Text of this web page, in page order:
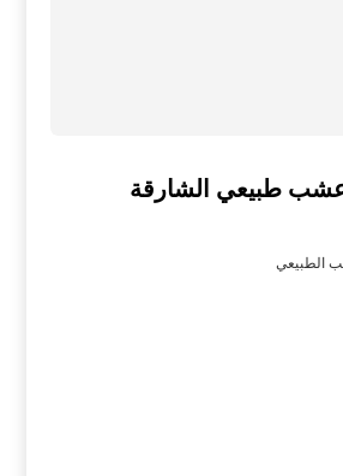
عشب طبيعي الشارقة
الطبيعي